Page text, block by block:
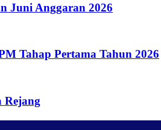
Juni Anggaran 2026
Tahap Pertama Tahun 2026
Rejang